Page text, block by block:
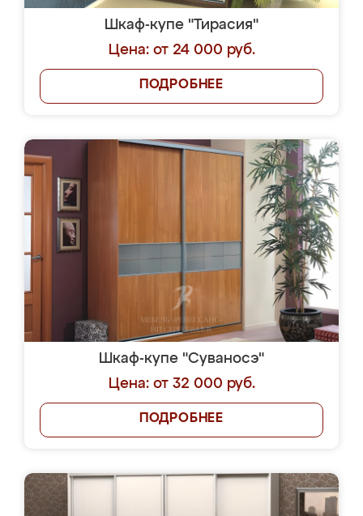
Шкаф-купе "Тирасия"
Цена: от 24 000 руб.
ПОДРОБНЕЕ
Шкаф-купе "Суваносэ"
Цена: от 32 000 руб.
ПОДРОБНЕЕ